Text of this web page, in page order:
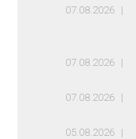
07.08.2026
07.08.2026
07.08.2026
05.08.2026